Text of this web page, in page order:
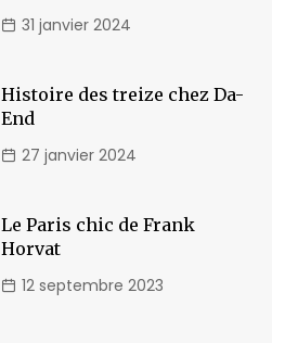
31 janvier 2024
Histoire des treize chez Da-
End
27 janvier 2024
Le Paris chic de Frank
Horvat
12 septembre 2023